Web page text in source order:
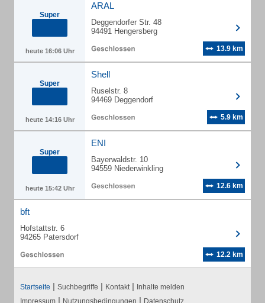
Super
heute 16:06 Uhr
ARAL
Deggendorfer Str. 48
94491 Hengersberg
13.9 km
Super
heute 14:16 Uhr
Shell
Ruselstr. 8
94469 Deggendorf
5.9 km
Super
heute 15:42 Uhr
ENI
Bayerwaldstr. 10
94559 Niederwinkling
12.6 km
bft
Hofstattstr. 6
94265 Patersdorf
12.2 km
Startseite | Suchbegriffe | Kontakt | Inhalte melden
Impressum | Nutzungsbedingungen | Datenschutz